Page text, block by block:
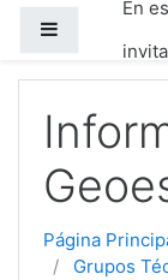
Salta al contenido
En
Página
Grupos